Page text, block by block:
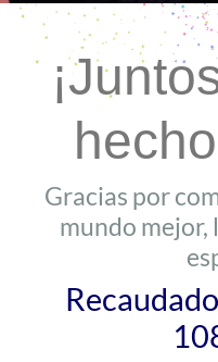
Gracias por
mundo mejor,